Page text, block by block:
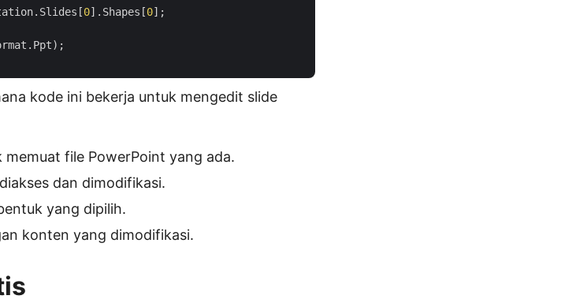
0].Shapes[0];
kode ini bekerja untuk mengedit slide
file PowerPoint yang ada.
dan dimodifikasi.
yang dipilih.
konten yang dimodifikasi.